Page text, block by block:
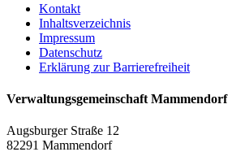
Kontakt
Inhaltsverzeichnis
Impressum
Datenschutz
Erklärung zur Barrierefreiheit
Verwaltungsgemeinschaft Mammendorf
Augsburger Straße 12
82291 Mammendorf